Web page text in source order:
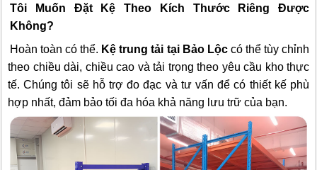
Tôi Muốn Đặt Kệ Theo Kích Thước Riêng Được
Không?
Hoàn toàn có thể. Kệ trung tải tại Bảo Lộccó thể tùy chỉnh
theo chiều dài, chiều cao và tải trọng theo yêu cầu kho thực
tế. Chúng tôi sẽ hỗ trợ đo đạc và tư vấn để có thiết kế phù
hợp nhất, đảm bảo tối đa hóa khả năng lưu trữ của bạn.